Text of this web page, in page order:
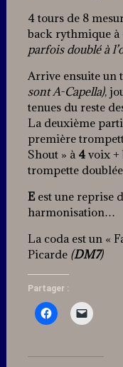
4 tours de 8
back rythmique à
parfois doublé à
Arrive ensuite un
sont A-Capella),
tenues du reste
La deuxième
première
Shout » à4voix +
trompette
E est une reprise
harmonisation…
La coda est un «
Picarde (DM7)
Partager :